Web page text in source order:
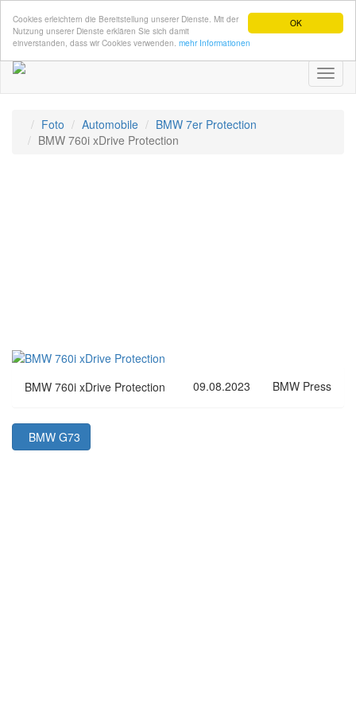
OK
Cookies erleichtern die Bereitstellung unserer Dienste. Mit der
Nutzung unserer Dienste erklären Sie sich damit
einverstanden, dass wir Cookies verwenden. mehr Informationen
Foto Automobile
BMW 7er Protection
BMW 760i xDrive Protection
BMW 760i xDrive Protection 09.08.2023 BMW Press
BMW G73